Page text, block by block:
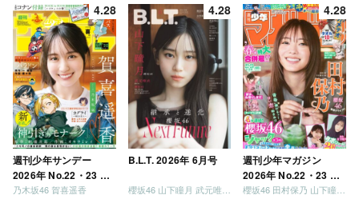
う」「ご褒美でロケし
ましょう」「フレンド
リーになりましょう」
「笑って卒業を祝いま
しょう」 [Blu-ray]
4.28
週刊少年サンデー
2026年 No.22・23 合
併号
乃木坂46 賀喜遥香
4.28
B.L.T. 2026年 6月号
櫻坂46 山下瞳月 武元唯衣 / 乃木坂46 海邉朱莉
4.28
週刊少年マガジン
2026年 No.22・23 合
併号